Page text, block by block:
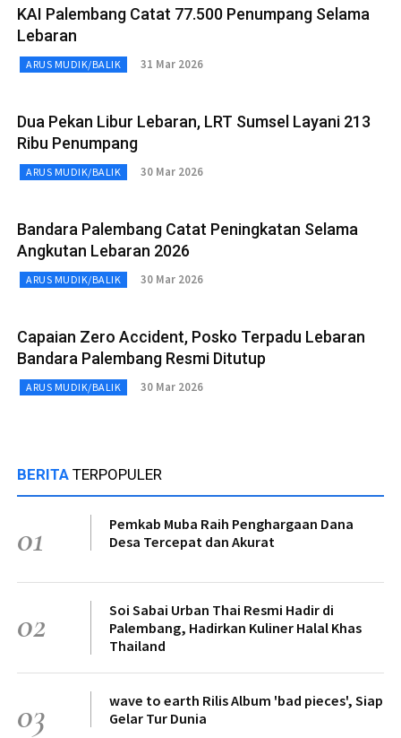
KAI Palembang Catat 77.500 Penumpang Selama
Lebaran
ARUS MUDIK/BALIK 31 Mar 2026
Dua Pekan Libur Lebaran, LRT Sumsel Layani 213
Ribu Penumpang
ARUS MUDIK/BALIK 30 Mar 2026
Bandara Palembang Catat Peningkatan Selama
Angkutan Lebaran 2026
ARUS MUDIK/BALIK 30 Mar 2026
Capaian Zero Accident, Posko Terpadu Lebaran
Bandara Palembang Resmi Ditutup
ARUS MUDIK/BALIK 30 Mar 2026
BERITA TERPOPULER
01
Pemkab Muba Raih Penghargaan Dana
Desa Tercepat dan Akurat
02
Soi Sabai Urban Thai Resmi Hadir di
Palembang, Hadirkan Kuliner Halal Khas
Thailand
03
wave to earth Rilis Album 'bad pieces', Siap
Gelar Tur Dunia